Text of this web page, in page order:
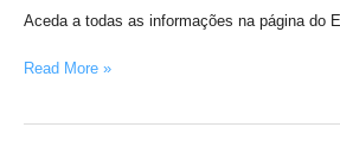
Aceda a todas as informações na página do
Partida:
das
Read More »